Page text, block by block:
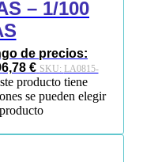
– 1/100
de precios:
€ SKU: LA0815-
producto tiene
se pueden elegir